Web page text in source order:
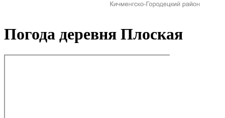
Погода деревня Плоская